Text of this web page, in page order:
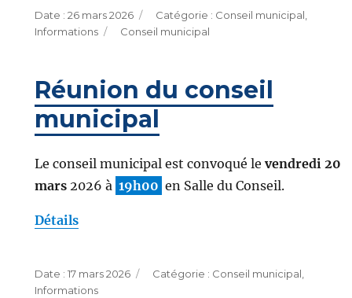
Publié
le
26 mars 2026 Catégories
Conseil municipal,
Informations
Étiquettes
Conseil municipal
Réunion du conseil
municipal
Le conseil municipal est convoqué le vendredi 20
mars2026 à 19h00 en Salle du Conseil.
Détails
Publié
le
17 mars 2026 Catégories
Conseil municipal
Informations